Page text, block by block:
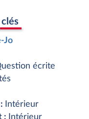
Jo
écrite
Intérieur
:
Intérieur